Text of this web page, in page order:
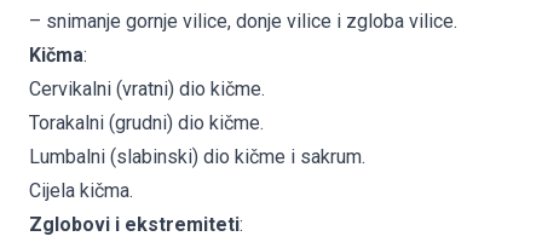
– snimanje gornje vilice, donje vilice i zgloba vilice.
Kičma:
Cervikalni (vratni) dio kičme.
Torakalni (grudni) dio kičme.
Lumbalni (slabinski) dio kičme i sakrum.
Cijela kičma.
Zglobovi i ekstremiteti: